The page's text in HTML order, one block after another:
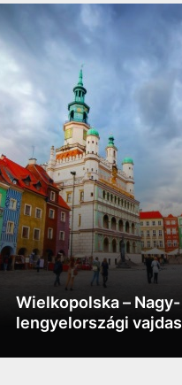
Wielkopolska – Nagy-
lengyelországi
See more